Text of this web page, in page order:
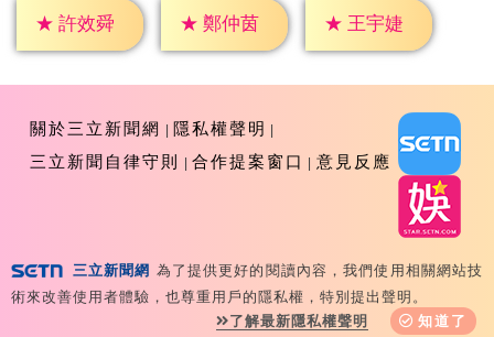
★ 許效舜 ★ 鄭仲茵 ★ 王宇婕
關於三立新聞網
隱私權聲明
三立新聞自律守則
合作提案窗口 意見反應
Copyright ©2026 Sanlih E-Television All Rights
Reserved 版權所有 盜用必究 台北市內湖區舊宗路一段159
三立新聞網 為了提供更好的閱讀內容，我們使用相關網站技
術來改善使用者體驗，也尊重用戶的隱私權，特別提出聲明。
了解最新隱私權聲明
知道了